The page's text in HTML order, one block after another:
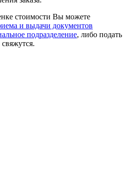
стоимости Вы можете
и выдачи документов
подразделение, либо подать